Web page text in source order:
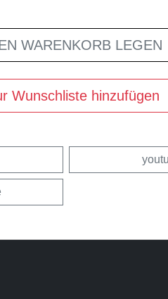
WARENKORB LEGEN
Wunschliste hinzufügen